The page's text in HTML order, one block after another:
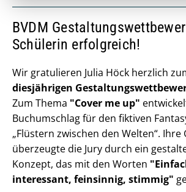
BVDM
Schülerin erfolgreich!
Wir gratulieren Julia Höck herzlich
diesjährigen
Zum Thema "Cover me up"
Buchumschlag für den fiktiven
„Flüstern zwischen den Welten“. Ihre
überzeugte die Jury durch ein
Konzept, das mit den Worten
interessant, feinsinnig, stimmig"